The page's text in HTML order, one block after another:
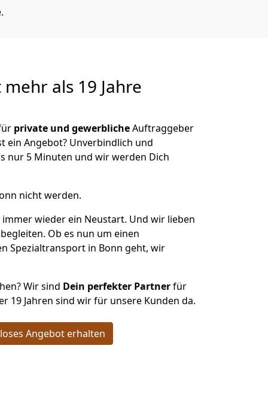
mehr als 19 Jahre
private und gewerblicheAuftraggeber
ein Angebot? Unverbindlich und
nur 5 Minuten und wir werden Dich
nicht werden.
wieder ein Neustart. Und wir lieben
Ob es nun um einen
Spezialtransport in Bonn geht, wir
Wir sind Dein perfekter Partnerfür
19 Jahren sind wir für unsere Kunden da.
Angebot erhalten